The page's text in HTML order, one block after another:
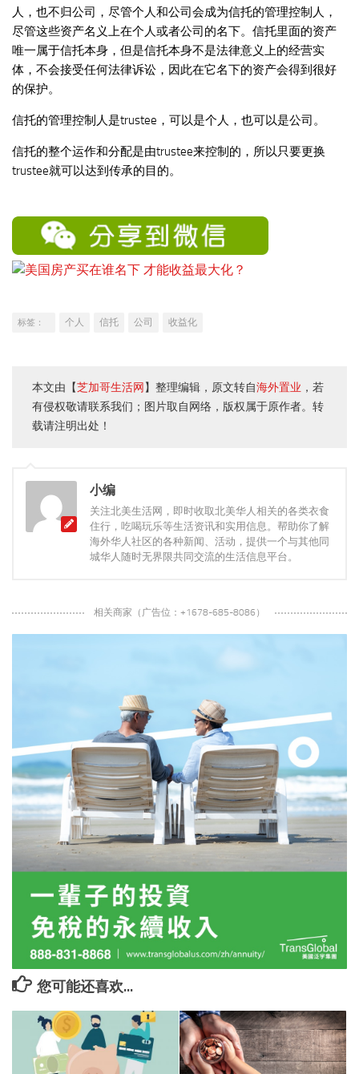
人，也不归公司，尽管个人和公司会成为信托的管理控制人，
尽管这些资产名义上在个人或者公司的名下。信托里面的资产
唯一属于信托本身，但是信托本身不是法律意义上的经营实
体，不会接受任何法律诉讼，因此在它名下的资产会得到很好
的保护。
信托的管理控制人是trustee，可以是个人，也可以是公司。
信托的整个运作和分配是由trustee来控制的，所以只要更换
trustee就可以达到传承的目的。
标签： 个人 信托 公司 收益化
本文由【芝加哥生活网 】整理编辑，原文转自海外置业 ，若
有侵权敬请联系我们；图片取自网络，版权属于原作者。转
载请注明出处！
小编
关注北美生活网，即时收取北美华人相关的各类衣食
住行，吃喝玩乐等生活资讯和实用信息。帮助你了解
海外华人社区的各种新闻、活动，提供一个与其他同
城华人随时无界限共同交流的生活信息平台。
相关商家（广告位：+1678-685-8086）
您可能还喜欢...